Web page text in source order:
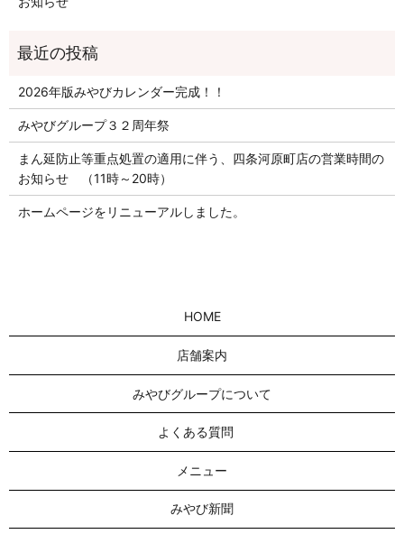
2026年版みやびカレンダー完成！！
みやびグループ３２周年祭
まん延防止等重点処置の適用に伴う、四条河原町店の営業時間の
お知らせ （11時～20時）
ホームページをリニューアルしました。
HOME
店舗案内
みやびグループについて
よくある質問
メニュー
みやび新聞